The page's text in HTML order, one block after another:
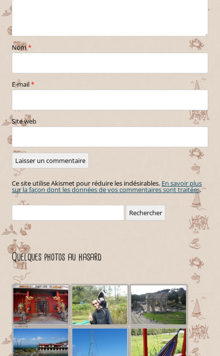
Nom*
E-mail*
Site web
Ce site utilise Akismet pour réduire les indésirables. En savoir plus
sur la façon dont les données de vos commentaires sont traitées.
Quelques photos au hasard